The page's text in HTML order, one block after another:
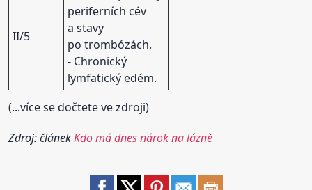
II/5
periferních cév
a stavy
po trombózách.
- Chronický
lymfatický edém.
(...více se dočtete ve zdroji)
Zdroj: článekKdo má dnes nárok na lázně